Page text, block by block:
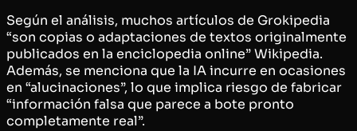
Según el análisis, muchos artículos de Grokipedia
“son copias o adaptaciones de textos originalmente
publicados en la enciclopedia online” Wikipedia.
Además, se menciona que la IA incurre en ocasiones
en “alucinaciones”, lo que implica riesgo de fabricar
“información falsa que parece a bote pronto
completamente real”.